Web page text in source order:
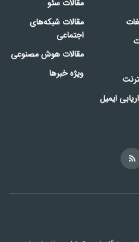
ایمیل
مقالات سئو
مقالات شبکه‌های
اجتماعی
مقالات هوش مصنوعی
ویژه خبرها